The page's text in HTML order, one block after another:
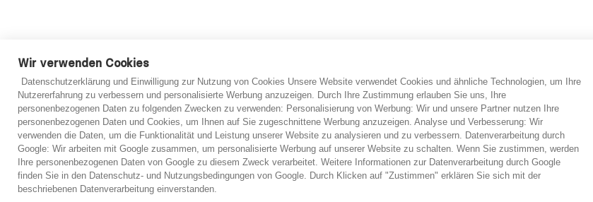
*Hinweis: abo-hilfe.de dient als informative Website. Der Verbraucher erhält Informationen und Tipps und Tricks rund um
Verbraucher sowie das Ausfüllen des Fragebogens können ebenfalls telefonisch erfolgen. Dabei erbringt abo-hilfe.de
Informationserteilung, werden dem Verbraucher Kontakte zu Rechtsanwälten ermöglicht. Die Fragebögen und Online-
Ersteinschätzung vorzubereiten. Grundsätzlich ist jedoch immer eine individuelle Prüfung in jedem Einzelfall durch
verbindliche Einschätzung von einem Anwalt getroffen werden.
Wir verwenden Cookies
Datenschutzerklärung und Einwilligung zur Nutzung von Cookies Unsere Website verwendet Cookies und ähnliche Technologien, um Ihre
Nutzererfahrung zu verbessern und personalisierte Werbung anzuzeigen. Durch Ihre Zustimmung erlauben Sie uns, Ihre
personenbezogenen Daten zu folgenden Zwecken zu verwenden: Personalisierung von Werbung: Wir und unsere Partner nutzen Ihre
personenbezogenen Daten und Cookies, um Ihnen auf Sie zugeschnittene Werbung anzuzeigen. Analyse und Verbesserung: Wir
verwenden die Daten, um die Funktionalität und Leistung unserer Website zu analysieren und zu verbessern. Datenverarbeitung durch
Google: Wir arbeiten mit Google zusammen, um personalisierte Werbung auf unserer Website zu schalten. Wenn Sie zustimmen, werden
Ihre personenbezogenen Daten von Google zu diesem Zweck verarbeitet. Weitere Informationen zur Datenverarbeitung durch Google
finden Sie in den Datenschutz- und Nutzungsbedingungen von Google. Durch Klicken auf "Zustimmen" erklären Sie sich mit der
beschriebenen Datenverarbeitung einverstanden.